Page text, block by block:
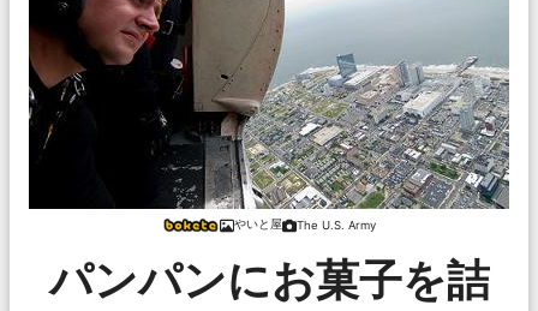
やいと屋 The U.S. Army
パンパンにお菓子を詰